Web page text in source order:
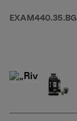
EXAM440.35.BG